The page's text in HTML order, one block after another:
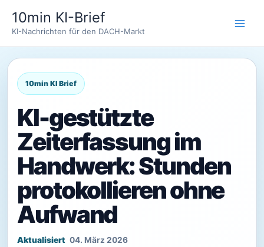
Inhalt
springen
10min KI-Brief
KI-Nachrichten für den DACH-Markt
KI-gestützte
Zeiterfassung im
Handwerk: Stunden
protokollieren ohne
Aufwand
04. März 2026